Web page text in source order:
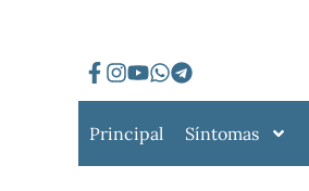
Principal Síntomas